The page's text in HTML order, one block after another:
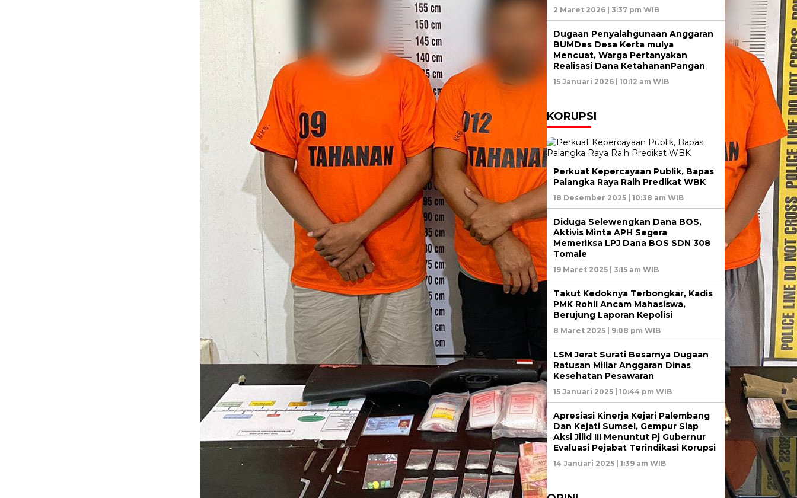
2 Maret 2026 | 3:37 pm WIB
Dugaan Penyalahgunaan Anggaran
BUMDes Desa Kerta mulya
Mencuat, Warga Pertanyakan
Realisasi Dana KetahananPangan
15 Januari 2026 | 10:12 am WIB
KORUPSI
Perkuat Kepercayaan Publik, Bapas
Palangka Raya Raih Predikat WBK
18 Desember 2025 | 10:38 am WIB
Diduga Selewengkan Dana BOS,
Aktivis Minta APH Segera
Memeriksa LPJ Dana BOS SDN 308
Tomale
19 Maret 2025 | 3:15 am WIB
Takut Kedoknya Terbongkar, Kadis
PMK Rohil Ancam Mahasiswa,
Berujung Laporan Kepolisi
8 Maret 2025 | 9:08 pm WIB
LSM Jerat Surati Besarnya Dugaan
Ratusan Miliar Anggaran Dinas
Kesehatan Pesawaran
15 Januari 2025 | 10:44 pm WIB
Apresiasi Kinerja Kejari Palembang
Dan Kejati Sumsel, Gempur Siap
Aksi Jilid III Menuntut Pj Gubernur
Evaluasi Pejabat Terindikasi Korupsi
14 Januari 2025 | 1:39 am WIB